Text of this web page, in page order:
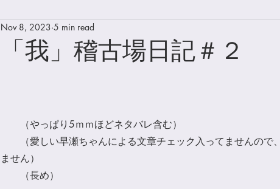
「我」稽古場日記＃２
Nov 8, 2023 5 min read
（やっぱり5ｍｍほどネタバレ含む）
（愛しい早瀬ちゃんによる文章チェック入ってませんので
ません）
（長め）